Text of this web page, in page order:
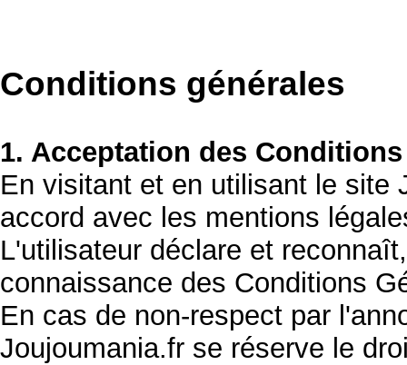
Conditions générales
1. Acceptation des
En visitant et en utilisant le site
accord avec les mentions
L'utilisateur déclare et
connaissance des Conditions
En cas de non-respect par
Joujoumania.fr se réserve le